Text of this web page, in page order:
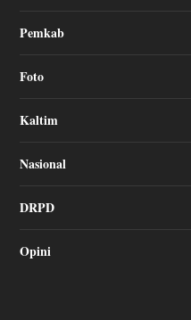
Pemkab
Foto
Kaltim
Nasional
DRPD
Opini